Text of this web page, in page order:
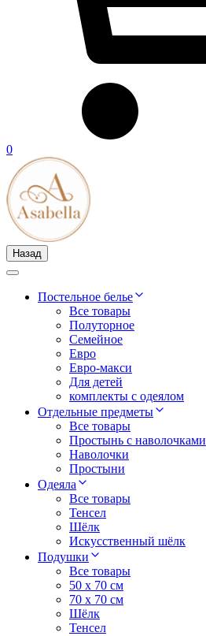
0
Назад
Постельное белье
Все товары
Полуторное
Семейное
Евро
Евро-макси
Для детей
комплекты с одеялом
Отдельные предметы
Все товары
Простынь с наволочками
Наволочки
Простыни
Одеяла
Все товары
Тенсел
Шёлк
Искусственный шёлк
Подушки
Все товары
50 x 70 см
70 x 70 см
Шёлк
Тенсел